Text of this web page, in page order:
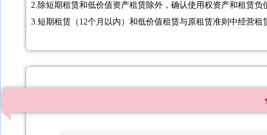
2.除短期租赁和低价值资产租赁除外，确认使用权资产和租赁负
3.短期租赁（12个月以内）和低价值租赁与原租赁准则中经营租